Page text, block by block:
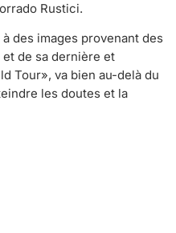
Rustici.
des images provenant des
de sa dernière et
Tour», va bien au-delà du
les doutes et la